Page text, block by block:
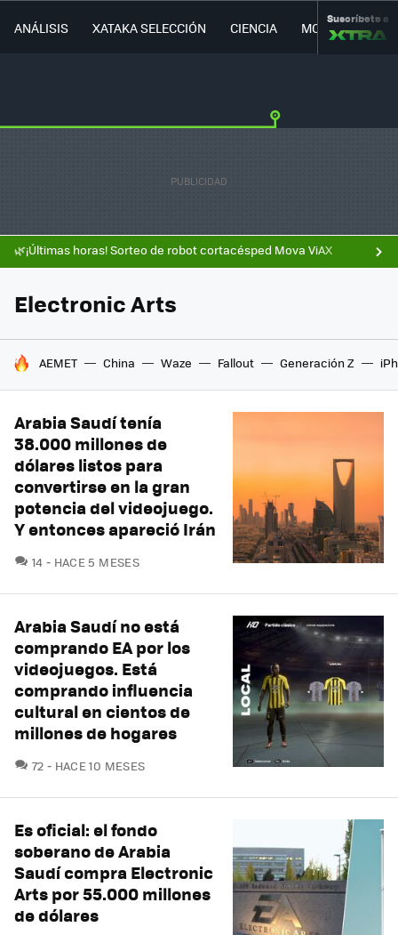
ANÁLISIS XATAKA SELECCIÓN CIENCIA MOVILIDAD
Suscríbete a
🌿¡Últimas horas! Sorteo de robot cortacésped Mova ViAX
Electronic Arts
HOY SE HABLA DE
AEMET China Waze Fallout Generación Z
Arabia Saudí tenía
38.000 millones de
dólares listos para
convertirse en la gran
potencia del videojuego.
Y entonces apareció Irán
14 COMENTARIOS
HACE 5 MESES
Arabia Saudí no está
comprando EA por los
videojuegos. Está
comprando influencia
cultural en cientos de
millones de hogares
72 COMENTARIOS
HACE 10 MESES
Es oficial: el fondo
soberano de Arabia
Saudí compra Electronic
Arts por 55.000 millones
de dólares